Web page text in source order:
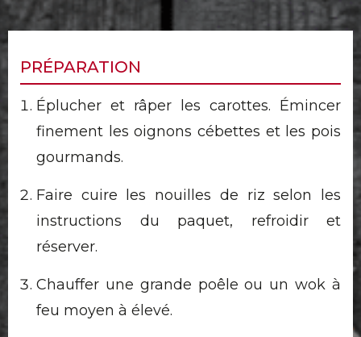
PRÉPARATION
Éplucher et râper les carottes. Émincer
finement les oignons cébettes et les pois
gourmands.
Faire cuire les nouilles de riz selon les
instructions du paquet, refroidir et
réserver.
Chauffer une grande poêle ou un wok à
feu moyen à élevé.